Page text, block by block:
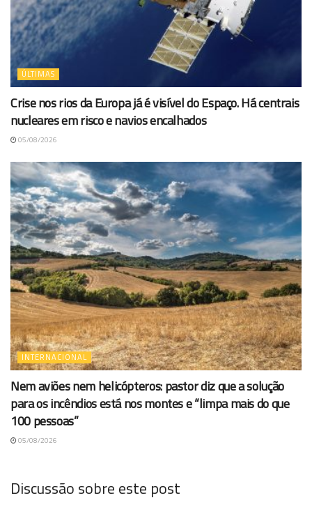
ÚLTIMAS
Crise nos rios da Europa já é visível do Espaço. Há centrais
nucleares em risco e navios encalhados
05/08/2026
INTERNACIONAL
Nem aviões nem helicópteros: pastor diz que a solução
para os incêndios está nos montes e “limpa mais do que
100 pessoas”
05/08/2026
Discussão sobre este post